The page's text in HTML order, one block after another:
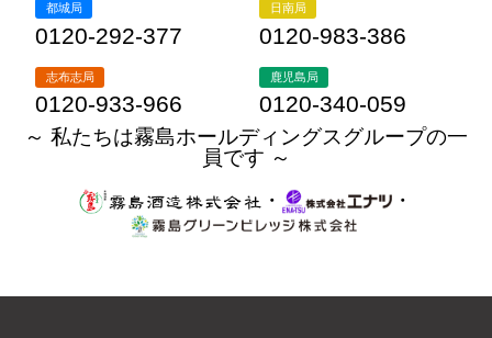
都城局
0120-292-377
日南局
0120-983-386
志布志局
0120-933-966
鹿児島局
0120-340-059
～ 私たちは霧島ホールディングスグループの一
員です ～
・
・